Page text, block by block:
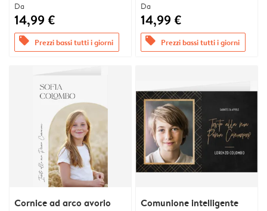
Da
14,99 €
offers Prezzi bassi tutti i giorni
Da
14,99 €
offers Prezzi bassi tutti i giorni
Cornice ad arco avorio Comunione intelligente